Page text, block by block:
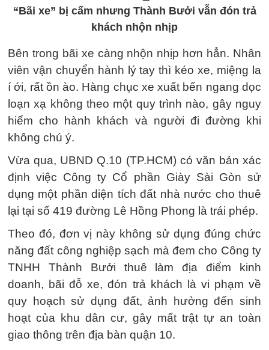
“Bãi xe” bị cấm nhưng Thành Bưởi vẫn đón trả
khách nhộn nhịp
Bên trong bãi xe càng nhộn nhịp hơn hẳn. Nhân
viên vận chuyển hành lý tay thì kéo xe, miệng la
í ới, rất ồn ào. Hàng chục xe xuất bến ngang dọc
loạn xạ không theo một quy trình nào, gây nguy
hiểm cho hành khách và người đi đường khi
không chú ý.
Vừa qua, UBND Q.10 (TP.HCM) có văn bản xác
định việc Công ty Cổ phần Giày Sài Gòn sử
dụng một phần diện tích đất nhà nước cho thuê
lại tại số 419 đường Lê Hồng Phong là trái phép.
Theo đó, đơn vị này không sử dụng đúng chức
năng đất công nghiệp sạch mà đem cho Công ty
TNHH Thành Bưởi thuê làm địa điểm kinh
doanh, bãi đỗ xe, đón trả khách là vi phạm về
quy hoạch sử dụng đất, ảnh hưởng đến sinh
hoạt của khu dân cư, gây mất trật tự an toàn
giao thông trên địa bàn quận 10.